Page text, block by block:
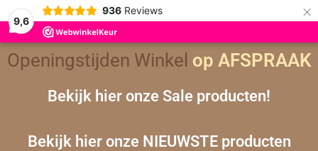
9,6
936 Reviews ×
Openingstijden Winkel op AFSPRAAK
Bekijk hier onze Sale producten!
Bekijk hier onze NIEUWSTE producten